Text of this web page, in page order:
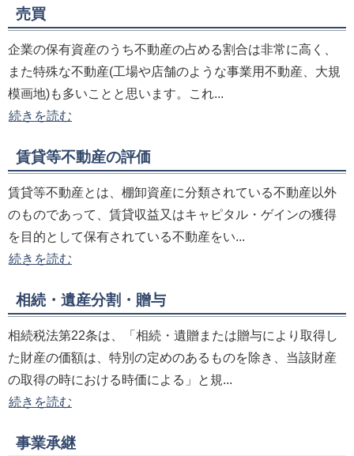
売買
企業の保有資産のうち不動産の占める割合は非常に高く、
また特殊な不動産(工場や店舗のような事業用不動産、大規
模画地)も多いことと思います。これ...
続きを読む
賃貸等不動産の評価
賃貸等不動産とは、棚卸資産に分類されている不動産以外
のものであって、賃貸収益又はキャピタル・ゲインの獲得
を目的として保有されている不動産をい...
続きを読む
相続・遺産分割・贈与
相続税法第22条は、「相続・遺贈または贈与により取得し
た財産の価額は、特別の定めのあるものを除き、当該財産
の取得の時における時価による」と規...
続きを読む
事業承継